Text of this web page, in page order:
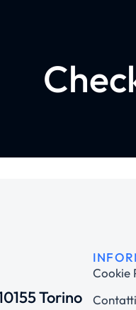
Torino
Cookie
Contatti